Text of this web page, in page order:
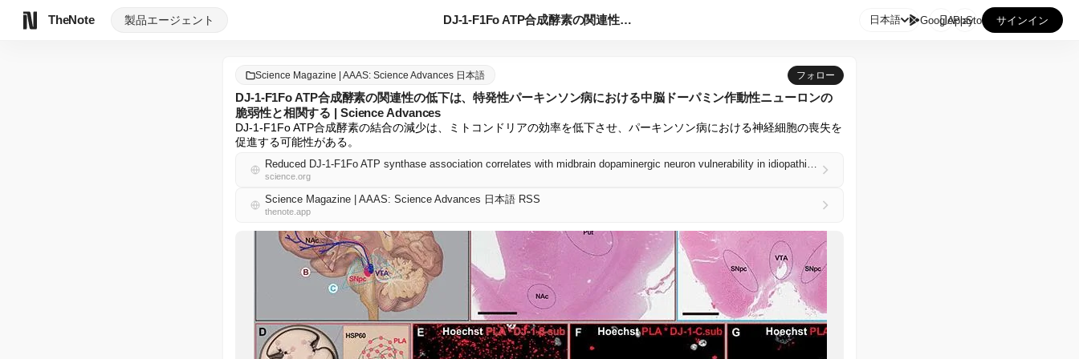
TheNote 製品エージェント DJ-1-F1Fo ATP合成酵素の関連性の低下は、特発性パ... 日本語 GooglePlay
AppStore サインイン
Science Magazine | AAAS: Science Advances 日本語 フォロー
DJ-1-F1Fo ATP合成酵素の関連性の低下は、特発性パーキンソン病における中脳ドーパミン作動性ニューロンの
脆弱性と相関する | Science Advances
DJ-1-F1Fo ATP合成酵素の結合の減少は、ミトコンドリアの効率を低下させ、パーキンソン病における神経細胞の喪失を
促進する可能性がある。
Reduced DJ-1-F1Fo ATP synthase association correlates with midbrain dopaminergic neuron vulnerability in idiopathic Parkinson’s disease | Science Advances
science.org
Science Magazine | AAAS: Science Advances 日本語 RSS
thenote.app